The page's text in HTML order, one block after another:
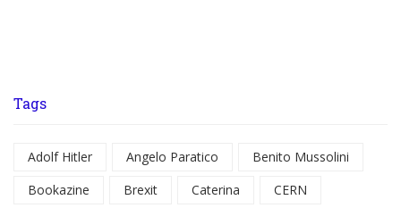
Tags
Adolf Hitler Angelo Paratico
Benito Mussolini
Bookazine
Brexit Caterina
CERN